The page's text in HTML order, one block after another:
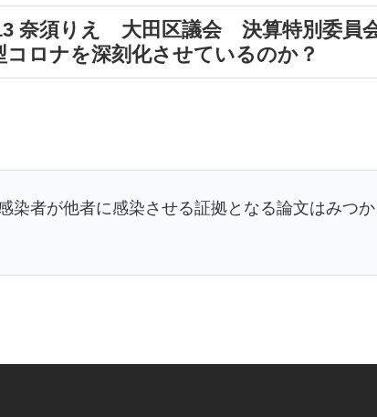
奈須りえ 大田区議会 決算特別委
コロナを深刻化させているのか？
感染者が他者に感染させる証拠となる論文はみつ